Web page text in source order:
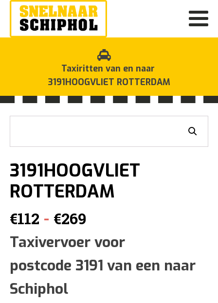
Taxiritten van en naar
3191HOOGVLIET ROTTERDAM
3191HOOGVLIET
ROTTERDAM
€112 - €269
€112
tot
Taxivervoer voor
postcode 3191 van een naar
Schiphol